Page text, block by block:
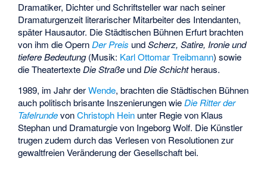
Dramatiker, Dichter und Schriftsteller war nach seiner
Dramaturgenzeit literarischer Mitarbeiter des Intendanten,
später Hausautor. Die Städtischen Bühnen Erfurt brachten
von ihm die OpernDer Preis undScherz, Satire, Ironie und
tiefere Bedeutung(Musik: Karl Ottomar Treibmann) sowie
die TheatertexteDie Straße undDie Schichtheraus.
1989, im Jahr derWende, brachten die Städtischen Bühnen
auch politisch brisante Inszenierungen wieDie Ritter der
TafelrundevonChristoph Hein unter Regie von Klaus
Stephan und Dramaturgie von Ingeborg Wolf. Die Künstler
trugen zudem durch das Verlesen von Resolutionen zur
gewaltfreien Veränderung der Gesellschaft bei.